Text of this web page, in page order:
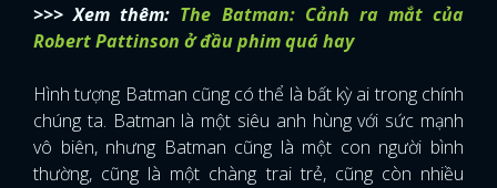
>>> Xem thêm: The Batman: Cảnh ra mắt của
Robert Pattinson ở đầu phim quá hay
Hình tượng Batman cũng có thể là bất kỳ ai trong chính
chúng ta. Batman là một siêu anh hùng với sức mạnh
vô biên, nhưng Batman cũng là một con người bình
thường, cũng là một chàng trai trẻ, cũng còn nhiều